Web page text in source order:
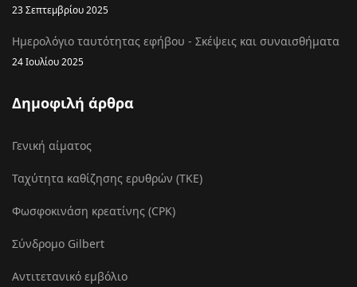
23 Σεπτεμβρίου 2025
Ημερολόγιο ταυτότητας εφήβου - Σκέψεις και συναισθήματα
24 Ιουλίου 2025
Δημοφιλή άρθρα
Γενική αίματος
Ταχύτητα καθίζησης ερυθρών (ΤΚΕ)
Φωσφοκινάση κρεατίνης (CPK)
Σύνδρομο Gilbert
Αντιτετανικό εμβόλιο